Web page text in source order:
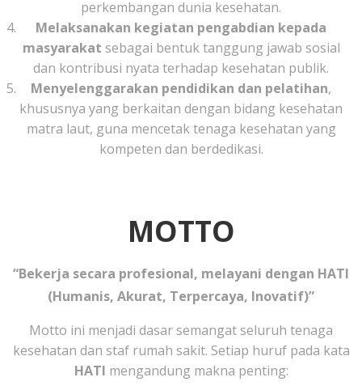
perkembangan dunia kesehatan.
Melaksanakan kegiatan pengabdian kepada
masyarakat sebagai bentuk tanggung jawab sosial
dan kontribusi nyata terhadap kesehatan publik.
Menyelenggarakan pendidikan dan pelatihan,
khususnya yang berkaitan dengan bidang kesehatan
matra laut, guna mencetak tenaga kesehatan yang
kompeten dan berdedikasi.
MOTTO
“Bekerja secara profesional, melayani dengan HATI
(Humanis, Akurat, Terpercaya, Inovatif)”
Motto ini menjadi dasar semangat seluruh tenaga
kesehatan dan staf rumah sakit. Setiap huruf pada kata
HATI mengandung makna penting: